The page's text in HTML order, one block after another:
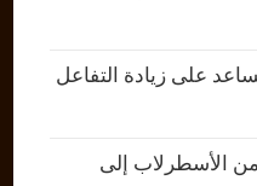
على زيادة التفاعل
الأسطرلاب إلى